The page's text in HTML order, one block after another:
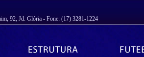
92, Jd. Glória - Fone: (17) 3281-1224